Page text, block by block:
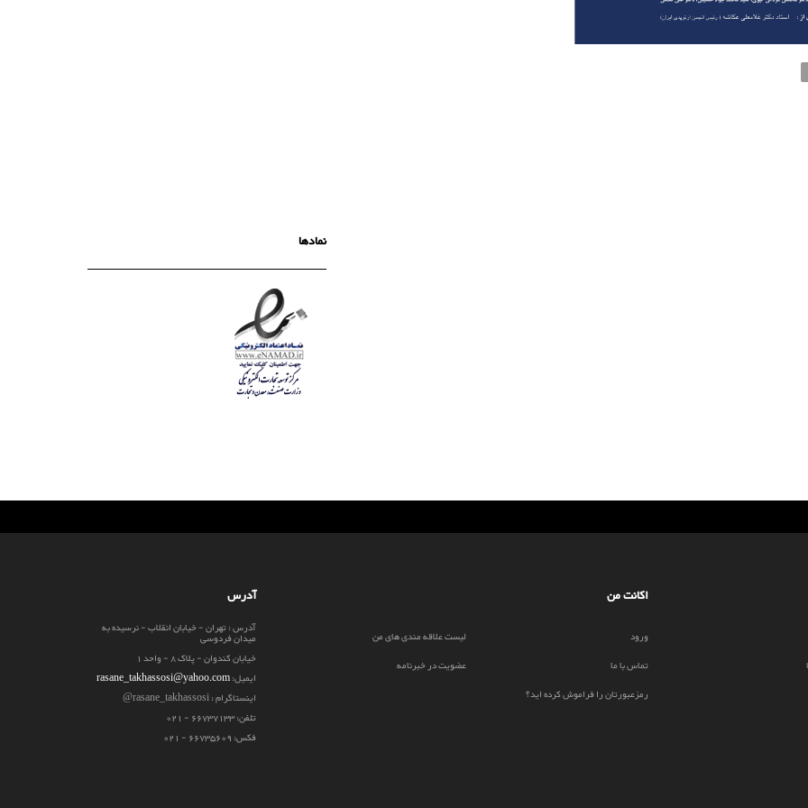
نمادها
اکانت من
ورود
لیست علاقه مندی های من
تماس با ما
عضویت در خبرنامه
رمزعبورتان را فراموش کرده اید؟
آدرس
آدرس : تهران - خیابان انقلاب - نرسیده به
میدان فردوسی
خیابان کندوان - پلاک 8 - واحد 1
ایمیل:rasane_takhassosi@yahoo.com
اینستاگرام : rasane_takhassosi@
تلفن: 66737133 - 021
فکس: 66735609 - 021